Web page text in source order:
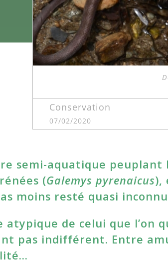
Conservation
07/02/2020
semi-aquatique peuplant
(Galemys pyrenaicus),
moins resté quasi
atypique de celui que l’on
pas indifférent. Entre